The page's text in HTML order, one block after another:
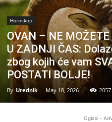
Horoskop
OVAN – NE
U ZADNJI ČAS:
zbog kojih će vam
POSTATI BOLJE!
By Urednik - May 18, 2026 2057
Oglasi -